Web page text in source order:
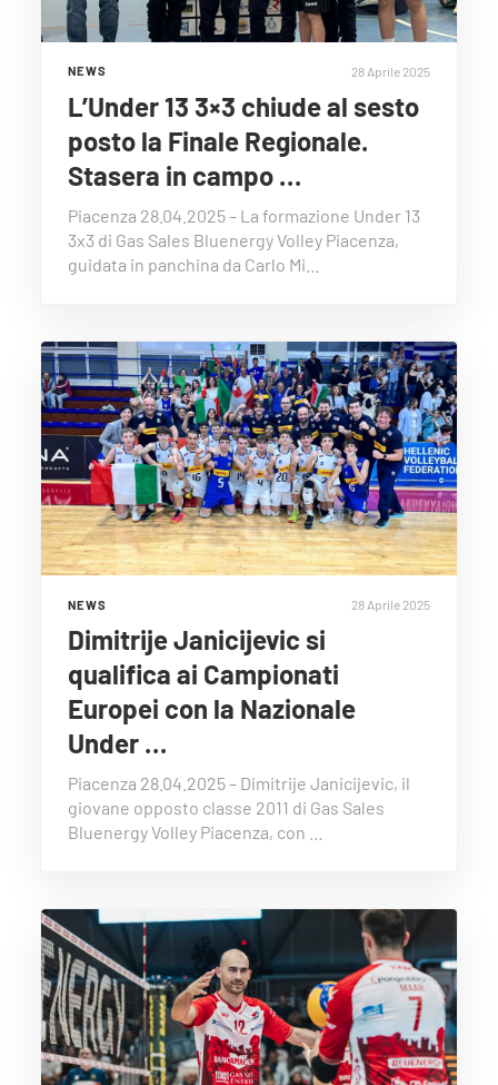
NEWS 28 Aprile 2025
L’Under 13 3×3 chiude al sesto
posto la Finale Regionale.
Stasera in campo …
Piacenza 28.04.2025 – La formazione Under 13
3x3 di Gas Sales Bluenergy Volley Piacenza,
guidata in panchina da Carlo Mi…
NEWS 28 Aprile 2025
Dimitrije Janicijevic si
qualifica ai Campionati
Europei con la Nazionale
Under …
Piacenza 28.04.2025 – Dimitrije Janicijevic, il
giovane opposto classe 2011 di Gas Sales
Bluenergy Volley Piacenza, con …